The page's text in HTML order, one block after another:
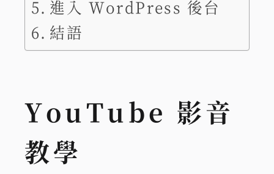
進入 WordPress 後台
結語
YouTube 影音
教學